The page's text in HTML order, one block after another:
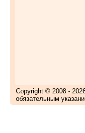
Copyright © 2008 -
обязательным